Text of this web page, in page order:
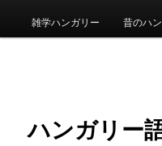
イ
ン
雑学ハンガリー 昔のハ
ハンガリー